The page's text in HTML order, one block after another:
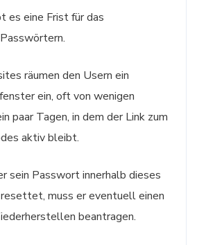
es eine Frist für das
räumen den Usern ein
ein, oft von wenigen
paar Tagen, in dem der Link zum
aktiv bleibt.
sein Passwort innerhalb dieses
muss er eventuell einen
beantragen.